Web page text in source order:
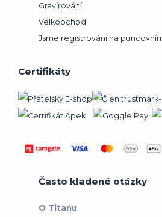
Gravírování
Velkobchod
Jsme registrováni na
Certifikáty
Často kladené otázky
O Titanu